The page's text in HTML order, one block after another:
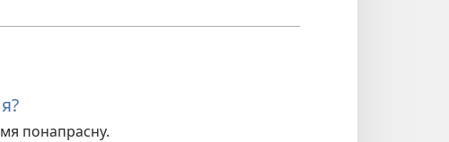
понапрасну.